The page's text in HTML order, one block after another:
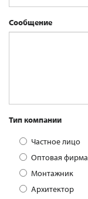
Сообщение
Тип компании
Частное лицо
Оптовая фирма
Монтажник
Архитектор